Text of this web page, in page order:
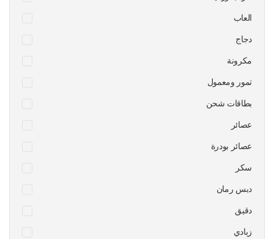
العاب
دجاج
مكرونة
تمور ومعمول
بطاقات شحن
عصائر
عصائر بودرة
سكر
دبس رمان
دقيق
زبادي